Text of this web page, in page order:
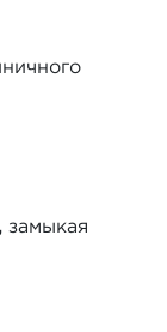
замыкая